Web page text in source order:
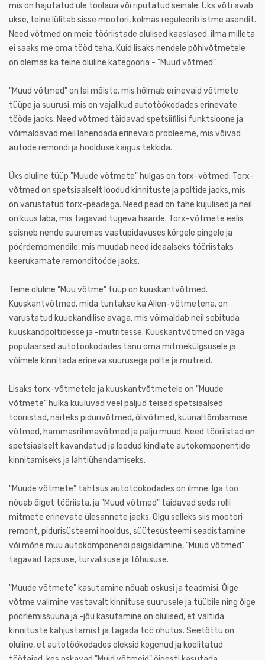
mis on hajutatud üle töölaua või riputatud seinale. Üks võti avab
ukse, teine lülitab sisse mootori, kolmas reguleerib istme asendit.
Need võtmed on meie tööriistade olulised kaaslased, ilma milleta
ei saaks me oma tööd teha. Kuid lisaks nendele põhivõtmetele
on olemas ka teine oluline kategooria - "Muud võtmed".
"Muud võtmed" on lai mõiste, mis hõlmab erinevaid võtmete
tüüpe ja suurusi, mis on vajalikud autotöökodades erinevate
tööde jaoks. Need võtmed täidavad spetsiifilisi funktsioone ja
võimaldavad meil lahendada erinevaid probleeme, mis võivad
autode remondi ja hoolduse käigus tekkida.
Üks oluline tüüp "Muude võtmete" hulgas on torx-võtmed. Torx-
võtmed on spetsiaalselt loodud kinnituste ja poltide jaoks, mis
on varustatud torx-peadega. Need pead on tähe kujulised ja neil
on kuus laba, mis tagavad tugeva haarde. Torx-võtmete eelis
seisneb nende suuremas vastupidavuses kõrgele pingele ja
pöördemomendile, mis muudab need ideaalseks tööriistaks
keerukamate remonditööde jaoks.
Teine oluline "Muu võtme" tüüp on kuuskantvõtmed.
Kuuskantvõtmed, mida tuntakse ka Allen-võtmetena, on
varustatud kuuekandilise avaga, mis võimaldab neil sobituda
kuuskandpoltidesse ja -mutritesse. Kuuskantvõtmed on väga
populaarsed autotöökodades tänu oma mitmekülgsusele ja
võimele kinnitada erineva suurusega polte ja mutreid.
Lisaks torx-võtmetele ja kuuskantvõtmetele on "Muude
võtmete" hulka kuuluvad veel paljud teised spetsiaalsed
tööriistad, näiteks pidurivõtmed, õlivõtmed, küünaltõmbamise
võtmed, hammasrihmavõtmed ja palju muud. Need tööriistad on
spetsiaalselt kavandatud ja loodud kindlate autokomponentide
kinnitamiseks ja lahtiühendamiseks.
"Muude võtmete" tähtsus autotöökodades on ilmne. Iga töö
nõuab õiget tööriista, ja "Muud võtmed" täidavad seda rolli
mitmete erinevate ülesannete jaoks. Olgu selleks siis mootori
remont, pidurisüsteemi hooldus, süütesüsteemi seadistamine
või mõne muu autokomponendi paigaldamine, "Muud võtmed"
tagavad täpsuse, turvalisuse ja tõhususe.
"Muude võtmete" kasutamine nõuab oskusi ja teadmisi. Õige
võtme valimine vastavalt kinnituse suurusele ja tüübile ning õige
pöörlemissuuna ja -jõu kasutamine on olulised, et vältida
kinnituste kahjustamist ja tagada töö ohutus. Seetõttu on
oluline, et autotöökodades oleksid kogenud ja koolitatud